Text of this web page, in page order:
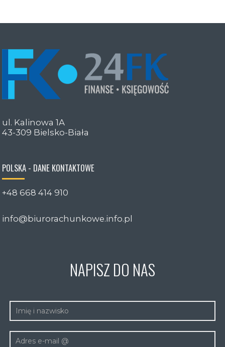
ul. Kalinowa 1A
43-309 Bielsko-Biała
POLSKA - DANE KONTAKTOWE
+48 668 414 910
info@biurorachunkowe.info.pl
NAPISZ DO NAS